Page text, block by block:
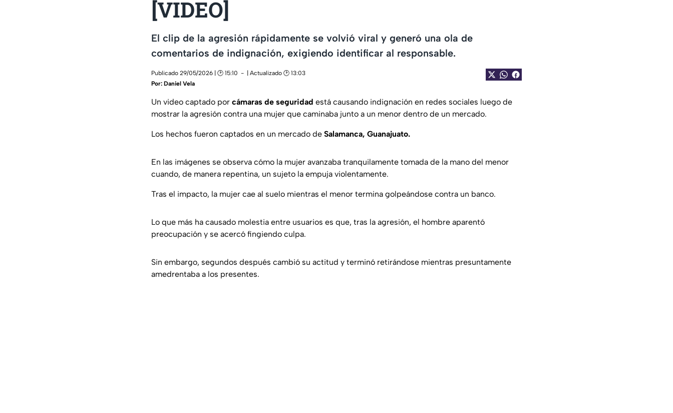
[VIDEO]
El clip de la agresión rápidamente se volvió viral y generó una ola de
comentarios de indignación, exigiendo identificar al responsable.
Publicado 29/05/2026 | 🕑 15:10
| Actualizado 🕑 13:03
Por: Daniel Vela
Un video captado por cámaras de seguridad está causando indignación en redes sociales luego de
mostrar la agresión contra una mujer que caminaba junto a un menor dentro de un mercado.
Los hechos fueron captados en un mercado de Salamanca, Guanajuato.
En las imágenes se observa cómo la mujer avanzaba tranquilamente tomada de la mano del menor
cuando, de manera repentina, un sujeto la empuja violentamente.
Tras el impacto, la mujer cae al suelo mientras el menor termina golpeándose contra un banco.
Lo que más ha causado molestia entre usuarios es que, tras la agresión, el hombre aparentó
preocupación y se acercó fingiendo culpa.
Sin embargo, segundos después cambió su actitud y terminó retirándose mientras presuntamente
amedrentaba a los presentes.